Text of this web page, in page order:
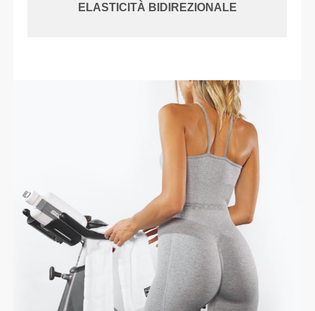
ELASTICITÀ BIDIREZIONALE